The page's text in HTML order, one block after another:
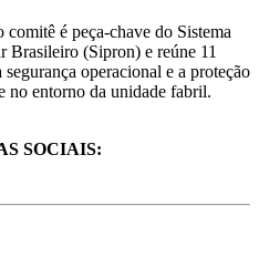
é peça-chave do Sistema
Brasileiro (Sipron) e reúne 11
operacional e a proteção
no entorno da unidade fabril.
SOCIAIS: